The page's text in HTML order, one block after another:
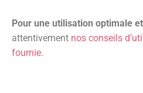
Pour une utilisation optimale
attentivement nos conseils
fournie.